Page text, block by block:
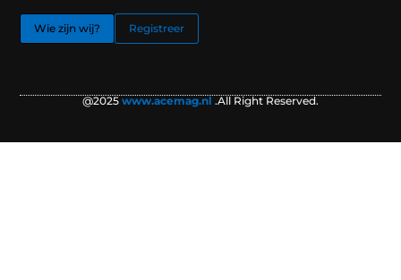
Wie zijn wij? Registreer
@2025www.acemag.nl .All Right Reserved.